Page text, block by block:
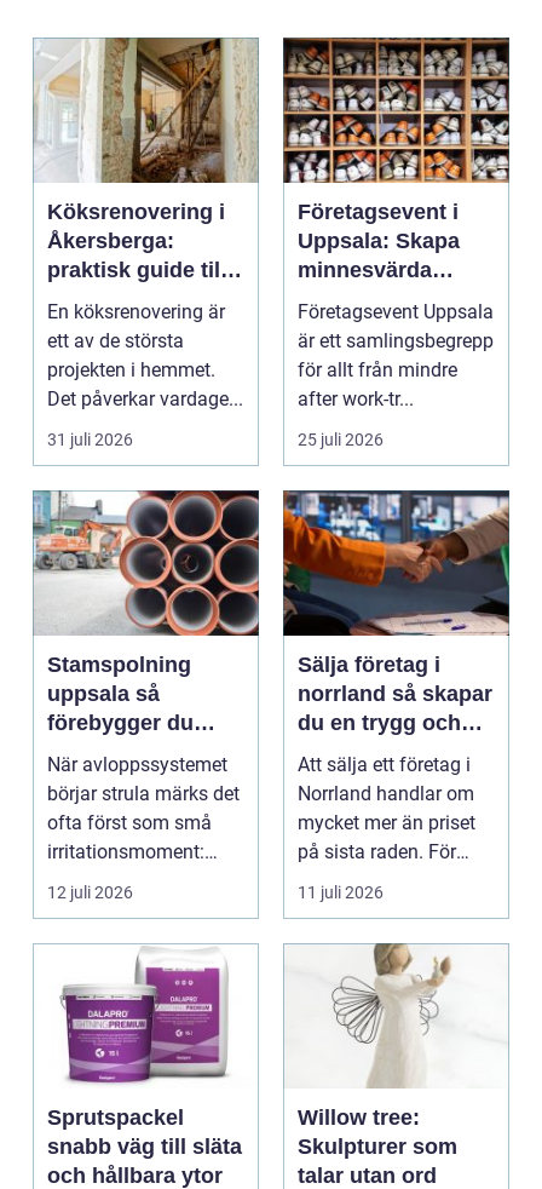
Köksrenovering i
Åkersberga:
praktisk guide till
ett smartare kök
En köksrenovering är
ett av de största
projekten i hemmet.
Det påverkar vardage...
31 juli 2026
Företagsevent i
Uppsala: Skapa
minnesvärda
möten som bygger
starkare team
Företagsevent Uppsala
är ett samlingsbegrepp
för allt från mindre
after work-tr...
25 juli 2026
Stamspolning
uppsala så
förebygger du
stopp och
vattenskador i
fastigheten
När avloppssystemet
börjar strula märks det
ofta först som små
irritationsmoment:
långsam avrinning ...
12 juli 2026
Sälja företag i
norrland så skapar
du en trygg och
lönsam affär
Att sälja ett företag i
Norrland handlar om
mycket mer än priset
på sista raden. För
många entrepren...
11 juli 2026
Sprutspackel
snabb väg till släta
och hållbara ytor
Willow tree:
Skulpturer som
talar utan ord